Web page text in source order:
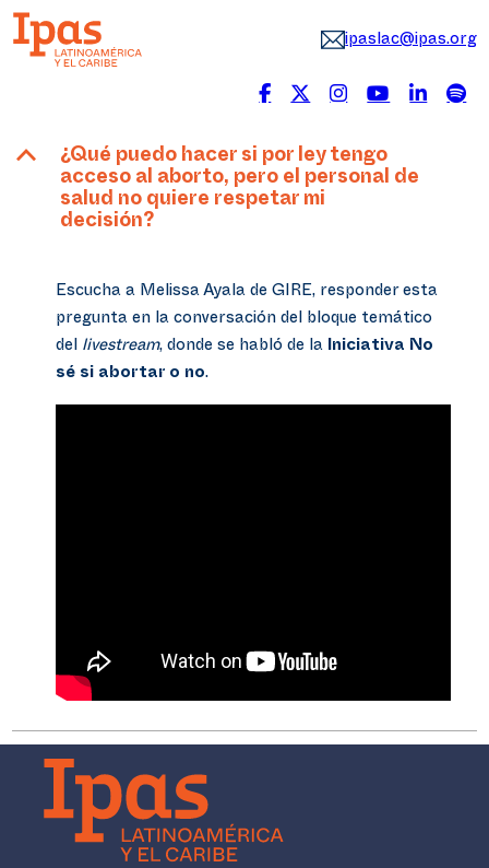
ipaslac@ipas.org
B ¿Qué puedo hacer si por ley tengo
acceso al aborto, pero el personal de
salud no quiere respetar mi
decisión?
Escucha a Melissa Ayala de GIRE, responder esta
pregunta en la conversación del bloque temático
del livestream, donde se habló de la Iniciativa No
sé si abortar o no.